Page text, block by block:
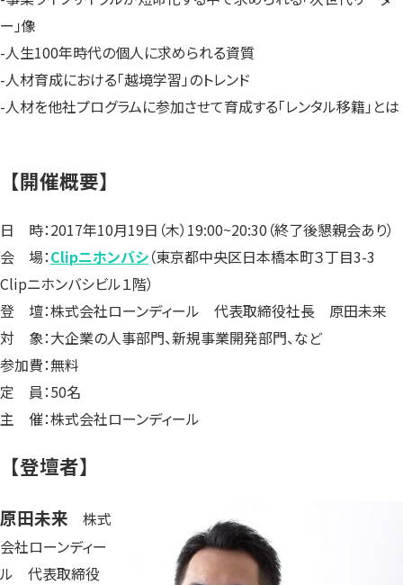
ー」像
-人生100年時代の個人に求められる資質
-人材育成における「越境学習」のトレンド
-人材を他社プログラムに参加させて育成する「レンタル移籍」とは
【開催概要】
日 時：2017年10月19日（木）19:00~20:30（終了後懇親会あり）
会 場：Clipニホンバシ（東京都中央区日本橋本町３丁目3-3
Clipニホンバシビル１階）
登 壇：株式会社ローンディール 代表取締役社長 原田未来
対 象：大企業の人事部門、新規事業開発部門、など
参加費：無料
定 員：50名
主 催：株式会社ローンディール
【登壇者】
原田未来
株式
会社ローンディー
ル 代表取締役